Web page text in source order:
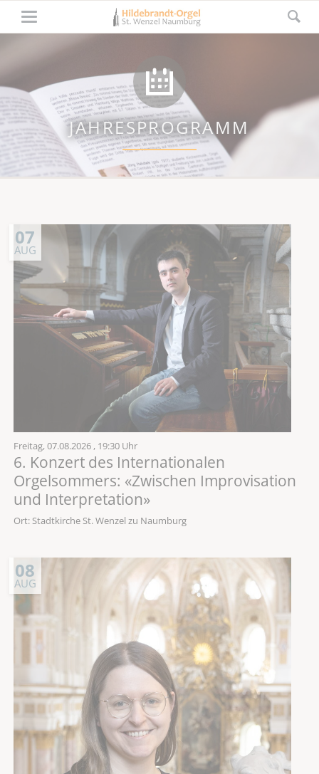
JAHRESPROGRAMM
07
AUG
Freitag,07.08.2026 , 19:30 Uhr
6. Konzert des Internationalen
Orgelsommers: «Zwischen Improvisation
und Interpretation»
Ort: Stadtkirche St. Wenzel zu Naumburg
08
AUG